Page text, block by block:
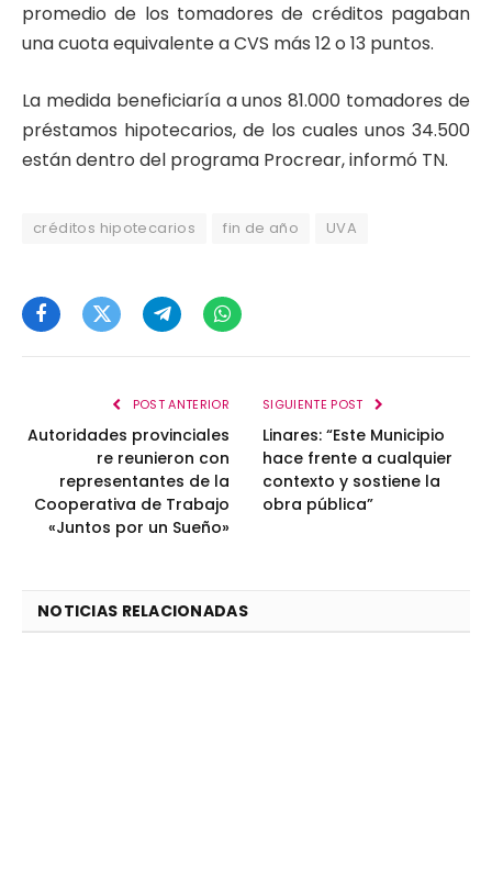
promedio de los tomadores de créditos pagaban
una cuota equivalente a CVS más 12 o 13 puntos.
La medida beneficiaría a unos 81.000 tomadores de
préstamos hipotecarios, de los cuales unos 34.500
están dentro del programa Procrear, informó TN.
créditos hipotecarios fin de año UVA
FacebookTwitterTelegramWhatsApp
POST ANTERIOR
Autoridades provinciales
re reunieron con
representantes de la
Cooperativa de Trabajo
«Juntos por un Sueño»
SIGUIENTE POST
Linares: “Este Municipio
hace frente a cualquier
contexto y sostiene la
obra pública”
NOTICIAS RELACIONADAS